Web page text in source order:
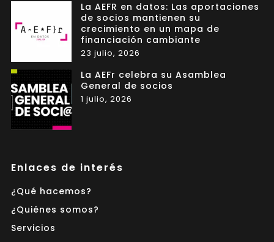
La AEFR en datos: Las aportaciones
de socios mantienen su
crecimiento en un mapa de
financiación cambiante
23 julio, 2026
La AEFr celebra su Asamblea
General de socios
1 julio, 2026
Enlaces de interés
¿Qué hacemos?
¿Quiénes somos?
Servicios